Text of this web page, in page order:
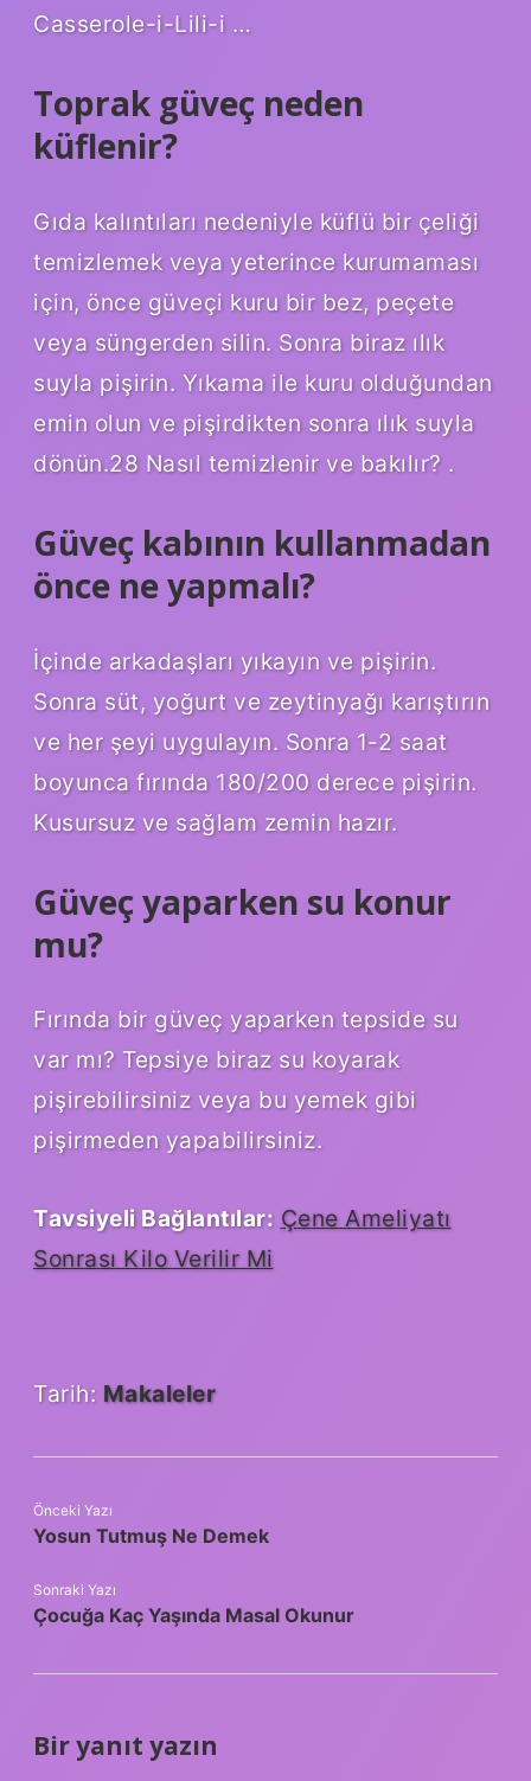
Casserole-i-Lili-i …
Toprak güveç neden
küflenir?
Gıda kalıntıları nedeniyle küflü bir çeliği
temizlemek veya yeterince kurumaması
için, önce güveçi kuru bir bez, peçete
veya süngerden silin. Sonra biraz ılık
suyla pişirin. Yıkama ile kuru olduğundan
emin olun ve pişirdikten sonra ılık suyla
dönün.28 Nasıl temizlenir ve bakılır? .
Güveç kabının kullanmadan
önce ne yapmalı?
İçinde arkadaşları yıkayın ve pişirin.
Sonra süt, yoğurt ve zeytinyağı karıştırın
ve her şeyi uygulayın. Sonra 1-2 saat
boyunca fırında 180/200 derece pişirin.
Kusursuz ve sağlam zemin hazır.
Güveç yaparken su konur
mu?
Fırında bir güveç yaparken tepside su
var mı? Tepsiye biraz su koyarak
pişirebilirsiniz veya bu yemek gibi
pişirmeden yapabilirsiniz.
Tavsiyeli Bağlantılar: Çene Ameliyatı
Sonrası Kilo Verilir Mi
Tarih: Makaleler
Önceki Yazı
Yosun Tutmuş Ne Demek
Sonraki Yazı
Çocuğa Kaç Yaşında Masal Okunur
Bir yanıt yazın